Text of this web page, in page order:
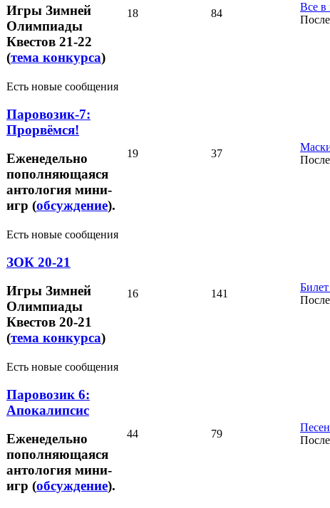
Игры Зимней
Олимпиады
Квестов 21-22
(тема конкурса)
18 84
Все в
Есть новые сообщения
Паровозик-7:
Прорвёмся!
Еженедельно
пополняющаяся
антология мини-
игр (обсуждение).
19 37
Есть новые сообщения
ЗОК 20-21
Игры Зимней
Олимпиады
Квестов 20-21
(тема конкурса)
16 141
Есть новые сообщения
Паровозик 6:
Апокалипсис
Еженедельно
пополняющаяся
антология мини-
игр (обсуждение).
44 79